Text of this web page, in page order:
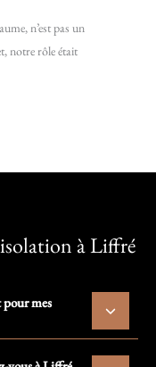
n’est pas un
notre rôle était
à Liffré
mes